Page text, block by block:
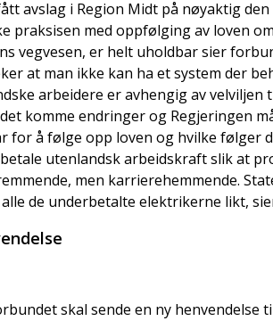
avslag i Region Midt på nøyaktig
praksisen med oppfølging av loven
vegvesen, er helt uholdbar sier
at man ikke kan ha et system der
arbeidere er avhengig av velviljen
komme endringer og Regjeringen
for å følge opp loven og hvilke følger
utenlandsk arbeidskraft slik at
men karrierehemmende.
de underbetalte elektrikerne likt,
skal sende en ny henvendelse